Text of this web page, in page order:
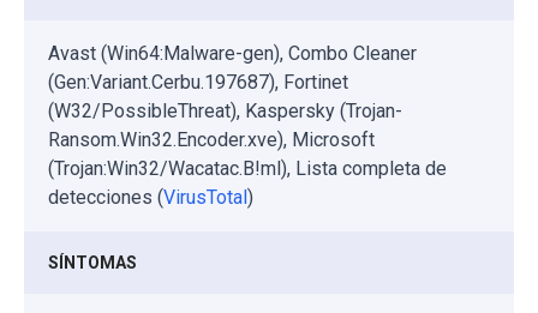
Avast (Win64:Malware-gen), Combo Cleaner
(Gen:Variant.Cerbu.197687), Fortinet
(W32/PossibleThreat), Kaspersky (Trojan-
Ransom.Win32.Encoder.xve), Microsoft
(Trojan:Win32/Wacatac.B!ml), Lista completa de
detecciones (VirusTotal)
SÍNTOMAS